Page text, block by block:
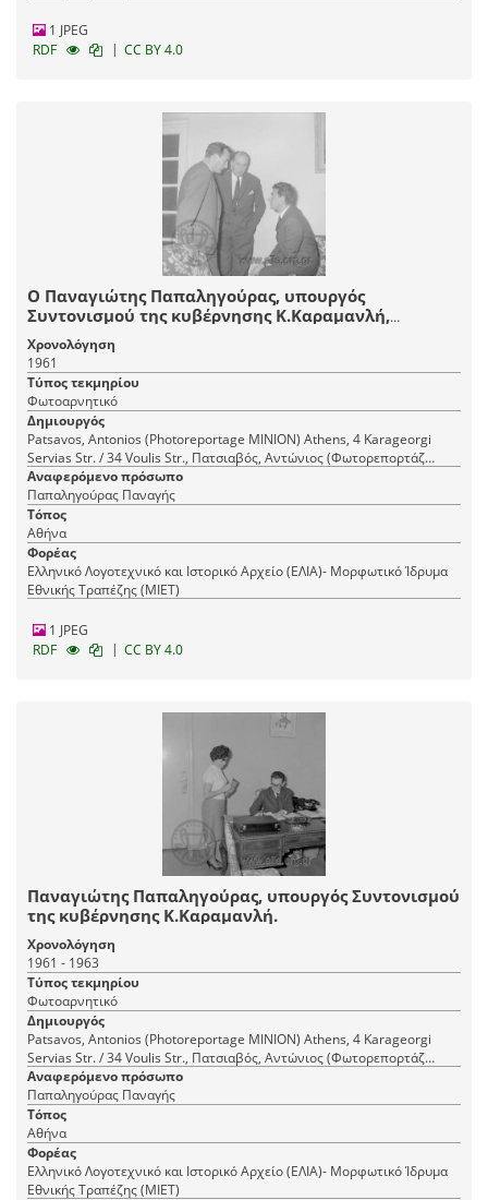
1 JPEG
RDF
| CC BY 4.0
Ο Παναγιώτης Παπαληγούρας, υπουργός
Συντονισμού της κυβέρνησης Κ.Καραμανλή,
συνομιλεί με συνεργάτες του.
Χρονολόγηση
1961
Τύπος τεκμηρίου
Φωτοαρνητικό
Δημιουργός
Patsavos, Antonios (Photoreportage ΜΙΝΙΟΝ) Athens, 4 Karageorgi
Servias Str. / 34 Voulis Str., Πατσιαβός, Αντώνιος (Φωτορεπορτάζ
ΜΙΝΙΟΝ) Αθήνα, Καραγεώργη Σερβίας 4 / Βουλής 34
Αναφερόμενο πρόσωπο
Παπαληγούρας Παναγής
Τόπος
Αθήνα
Φορέας
Ελληνικό Λογοτεχνικό και Ιστορικό Αρχείο (ΕΛΙΑ)- Μορφωτικό Ίδρυμα
Εθνικής Τραπέζης (ΜΙΕΤ)
1 JPEG
RDF
| CC BY 4.0
Παναγιώτης Παπαληγούρας, υπουργός Συντονισμού
της κυβέρνησης Κ.Καραμανλή.
Χρονολόγηση
1961 - 1963
Τύπος τεκμηρίου
Φωτοαρνητικό
Δημιουργός
Patsavos, Antonios (Photoreportage ΜΙΝΙΟΝ) Athens, 4 Karageorgi
Servias Str. / 34 Voulis Str., Πατσιαβός, Αντώνιος (Φωτορεπορτάζ
ΜΙΝΙΟΝ) Αθήνα, Καραγεώργη Σερβίας 4 / Βουλής 34
Αναφερόμενο πρόσωπο
Παπαληγούρας Παναγής
Τόπος
Αθήνα
Φορέας
Ελληνικό Λογοτεχνικό και Ιστορικό Αρχείο (ΕΛΙΑ)- Μορφωτικό Ίδρυμα
Εθνικής Τραπέζης (ΜΙΕΤ)